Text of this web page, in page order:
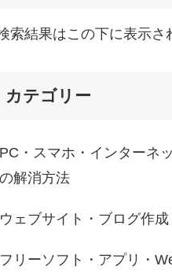
索結果はこの下に表示さ
カテゴリー
PC・スマホ・インターネ
の解消方法
ウェブサイト・ブログ作成
フリーソフト・アプリ・